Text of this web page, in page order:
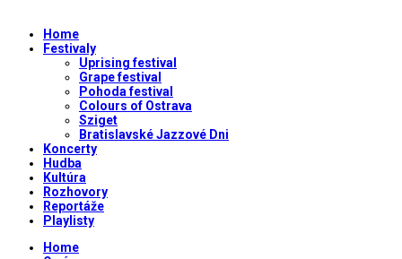
Home
Festivaly
Uprising festival
Grape festival
Pohoda festival
Colours of Ostrava
Sziget
Bratislavské Jazzové Dni
Koncerty
Hudba
Kultúra
Rozhovory
Reportáže
Playlisty
Home